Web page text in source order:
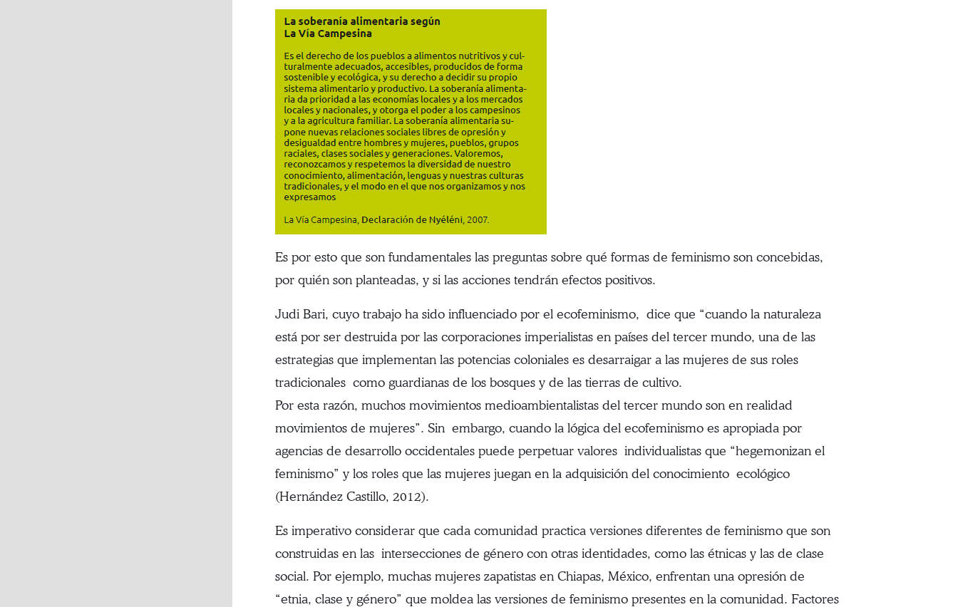
Es por esto que son fundamentales las preguntas sobre qué formas de feminismo son concebidas,
por quién son planteadas, y si las acciones tendrán efectos positivos.
Judi Bari, cuyo trabajo ha sido influenciado por el ecofeminismo, dice que “cuando la naturaleza
está por ser destruida por las corporaciones imperialistas en países del tercer mundo, una de las
estrategias que implementan las potencias coloniales es desarraigar a las mujeres de sus roles
tradicionales como guardianas de los bosques y de las tierras de cultivo.
Por esta razón, muchos movimientos medioambientalistas del tercer mundo son en realidad
movimientos de mujeres”. Sin embargo, cuando la lógica del ecofeminismo es apropiada por
agencias de desarrollo occidentales puede perpetuar valores individualistas que “hegemonizan el
feminismo” y los roles que las mujeres juegan en la adquisición del conocimiento ecológico
(Hernández Castillo, 2012).
Es imperativo considerar que cada comunidad practica versiones diferentes de feminismo que son
construidas en las intersecciones de género con otras identidades, como las étnicas y las de clase
social. Por ejemplo, muchas mujeres zapatistas en Chiapas, México, enfrentan una opresión de
“etnia, clase y género” que moldea las versiones de feminismo presentes en la comunidad. Factores